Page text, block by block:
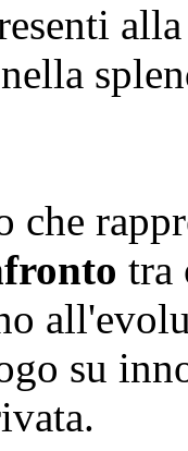
che
tra
su